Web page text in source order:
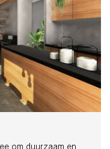
om duurzaam en